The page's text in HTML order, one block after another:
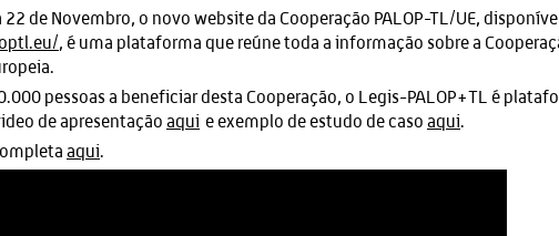
de Novembro, o novo website da Cooperação PALOP-TL/UE,
, é uma plataforma que reúne toda a informação sobre a
pessoas a beneficiar desta Cooperação, o Legis-PALOP+TL é
de apresentação aqui e exemplo de estudo de caso aqui.
aqui.